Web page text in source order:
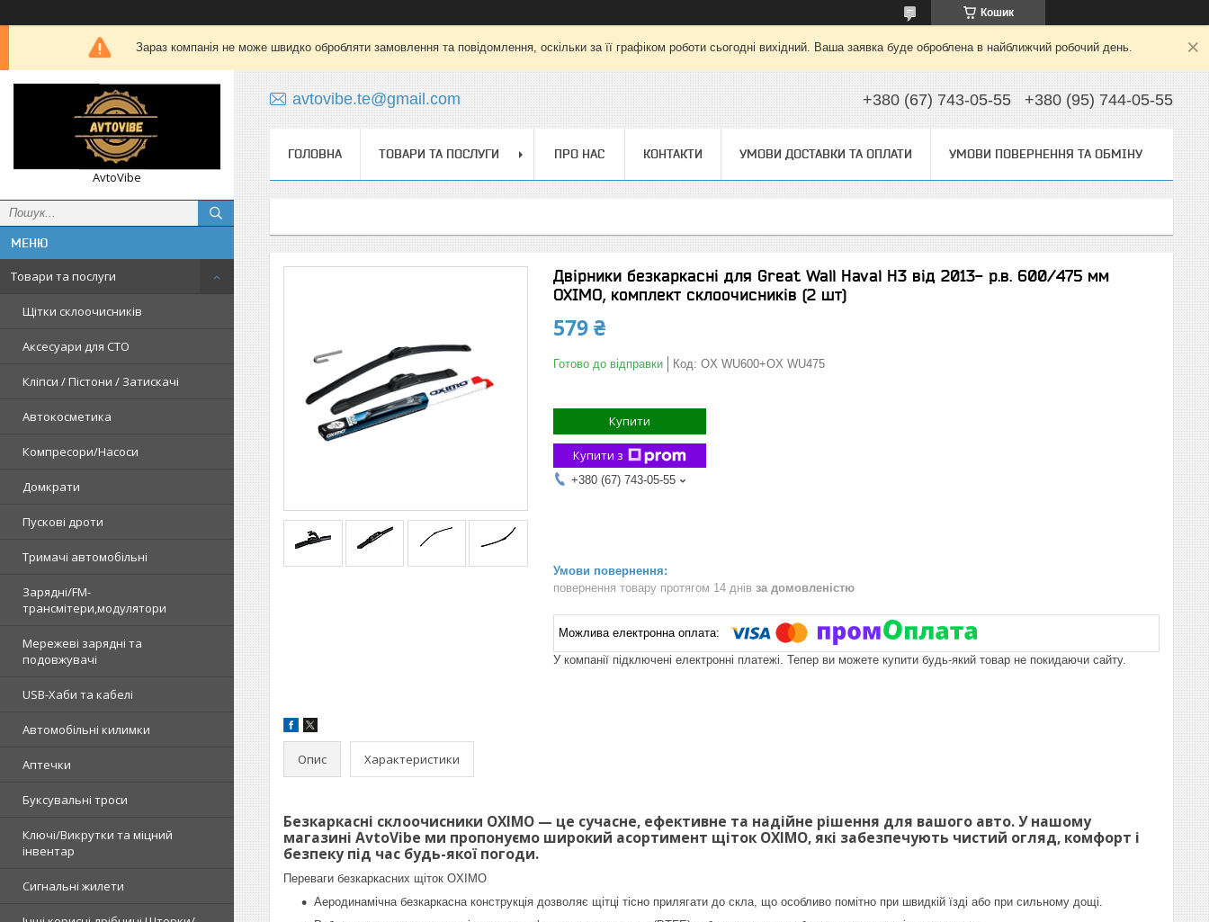
Кошик
Зараз компанія не може швидко обробляти замовлення та повідомлення, оскільки за її графіком роботи сьогодні вихідний. Ваша заявка буде оброблена в найближчий робочий день.
AvtoVibe
Товари та послуги
Щітки склоочисників
Аксесуари для СТО
Кліпси / Пістони / Затискачі
Автокосметика
Компресори/Насоси
Домкрати
Пускові дроти
Тримачі автомобільні
Зарядні/FM-
трансмітери,модулятори
Мережеві зарядні та
подовжувачі
USB-Хаби та кабелі
Автомобільні килимки
Аптечки
Буксувальні троси
Ключі/Викрутки та міцний
інвентар
Сигнальні жилети
avtovibe.te@gmail.com +380 (67) 743-05-55 +380 (95) 744-05-55
ГОЛОВНА ТОВАРИ ТА ПОСЛУГИ ПРО НАС КОНТАКТИ УМОВИ ДОСТАВКИ ТА ОПЛАТИ УМОВИ ПОВЕРНЕННЯ ТА ОБМІНУ
Двірники безкаркасні для Great Wall Haval H3 від 2013- р.в. 600/475 мм
OXIMO, комплект склоочисників (2 шт)
579 ₴
Готово до відправки Код: OX WU600+OX WU475
Купити
Купити з
+380 (67) 743-05-55
повернення товару протягом 14 днів за домовленістю
У компанії підключені електронні платежі. Тепер ви можете купити будь-який товар не покидаючи сайту.
Опис Характеристики
Безкаркасні склоочисники OXIMO — це сучасне, ефективне та надійне рішення для вашого авто. У нашому
магазині AvtoVibe ми пропонуємо широкий асортимент щіток OXIMO, які забезпечують чистий огляд, комфорт і
безпеку під час будь-якої погоди.
Переваги безкаркасних щіток OXIMO
Аеродинамічна безкаркасна конструкція дозволяє щітці тісно прилягати до скла, що особливо помітно при швидкій їзді або при сильному дощі.